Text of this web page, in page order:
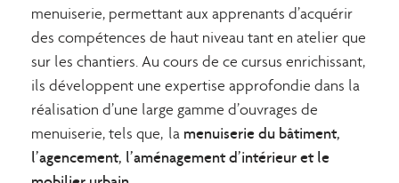
menuiserie, permettant aux apprenants d’acquérir
des compétences de haut niveau tant en atelier que
sur les chantiers. Au cours de ce cursus enrichissant,
ils développent une expertise approfondie dans la
réalisation d’une large gamme d’ouvrages de
menuiserie, tels que, la menuiserie du bâtiment,
l’agencement, l’aménagement d’intérieur et le